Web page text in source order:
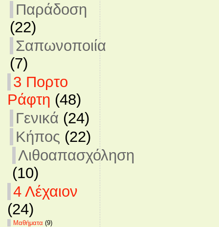
Παράδοση
(22)
Σαπωνοποιία
(7)
3 Πορτο
Ράφτη (48)
Γενικά (24)
Κήπος (22)
Λιθοαπασχόληση
(10)
4 Λέχαιον
(24)
Mαθήματα (9)